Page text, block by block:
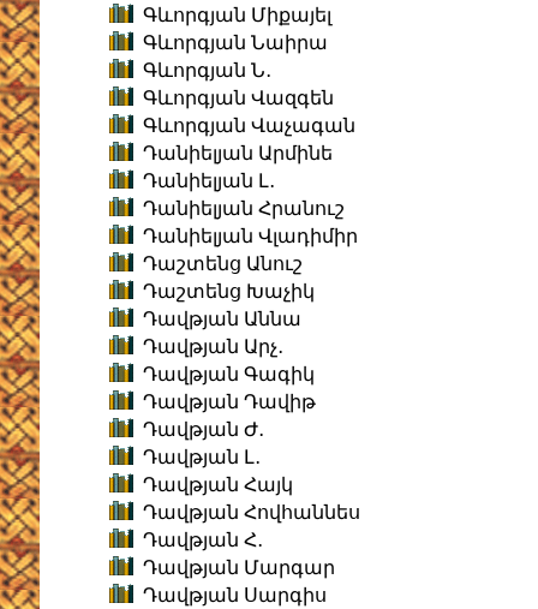
Գևորգյան Միքայել
Գևորգյան Նաիրա
Գևորգյան Ն․
Գևորգյան Վազգեն
Գևորգյան Վաչագան
Դանիելյան Արմինե
Դանիելյան Լ․
Դանիելյան Հրանուշ
Դանիելյան Վլադիմիր
Դաշտենց Անուշ
Դաշտենց Խաչիկ
Դավթյան Աննա
Դավթյան Արչ․
Դավթյան Գագիկ
Դավթյան Դավիթ
Դավթյան Ժ․
Դավթյան Լ․
Դավթյան Հայկ
Դավթյան Հովհաննես
Դավթյան Հ․
Դավթյան Մարգար
Դավթյան Սարգիս